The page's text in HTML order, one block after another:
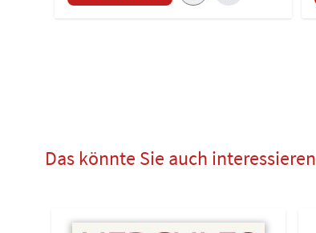
Das könnte Sie auch interessieren